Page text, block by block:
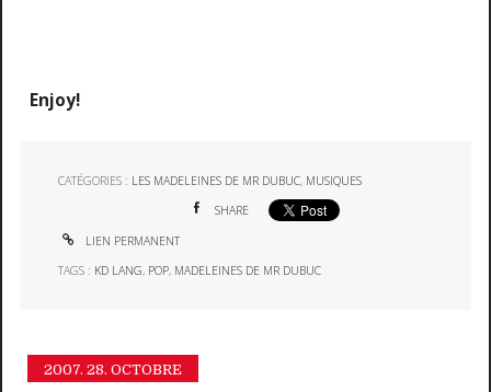
Enjoy!
CATÉGORIES : LES MADELEINES DE MR DUBUC, MUSIQUES
SHARE
LIEN PERMANENT
TAGS : KD LANG, POP, MADELEINES DE MR DUBUC
2007. 28. OCTOBRE